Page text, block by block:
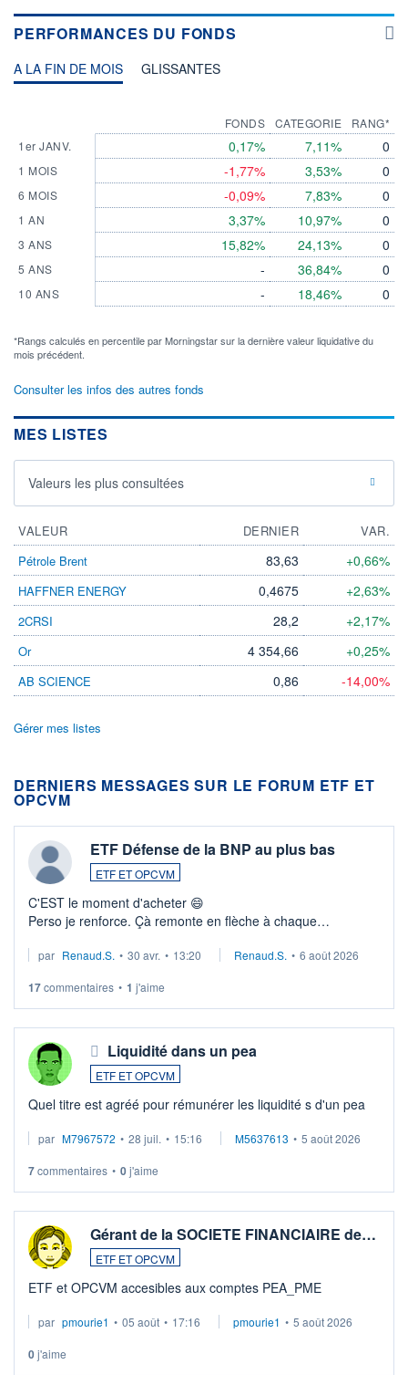
PERFORMANCES DU FONDS
A LA FIN DE MOIS GLISSANTES
1er JANV.
1 MOIS
6 MOIS
1 AN
3 ANS
5 ANS
10 ANS
FONDS
0,17%
-1,77%
-0,09%
3,37%
15,82%
-
-
CATEGORIE
7,11%
3,53%
7,83%
10,97%
24,13%
36,84%
18,46%
RANG*
0
0
0
0
0
0
0
*Rangs calculés en percentile par Morningstar sur la dernière valeur liquidative du
mois précédent.
Consulter les infos des autres fonds
MES LISTES
Valeurs les plus consultées
VALEUR DERNIER
VAR.
Pétrole Brent
83,63 +0,66%
HAFFNER ENERGY 0,4675 +2,63%
2CRSI 28,2 +2,17%
Or 4 354,66 +0,25%
AB SCIENCE 0,86 -14,00%
Gérer mes listes
DERNIERS MESSAGES SUR LE FORUM ETF ET
OPCVM
ETF Défense de la BNP au plus bas
ETF ET OPCVM
C'EST le moment d'acheter 😄​
Perso je renforce. Çà remonte en flèche à chaque
Investissement long terme tip top pour sa retraite.
par Renaud.S. • 30 avr. • 13:20 Renaud.S. • 6 août 2026
17commentaires • 1 j'aime
Liquidité dans un pea
ETF ET OPCVM
Quel titre est agréé pour rémunérer les liquidité s d'un pea
par M7967572 • 28 juil. • 15:16 M5637613 • 5 août 2026
7commentaires • 0j'aime
Gérant de la SOCIETE FINANCIAIRE de…
ETF ET OPCVM
ETF et OPCVM accesibles aux comptes PEA_PME
par pmourie1 • 05 août • 17:16 pmourie1 • 5 août 2026
0j'aime